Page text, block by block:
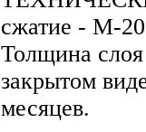
сжатие - М-
Толщина
закрытом
месяцев.